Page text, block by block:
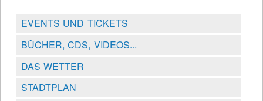
EVENTS UND TICKETS
BÜCHER, CDS, VIDEOS...
DAS WETTER
STADTPLAN